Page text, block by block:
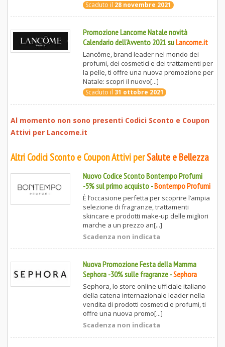
Scaduto il 28 novembre 2021
Promozione Lancome Natale novità
Calendario dell'Avvento 2021suLancome.it
Lancôme, brand leader nel mondo dei
profumi, dei cosmetici e dei trattamenti per
la pelle, ti offre una nuova promozione per
Natale: scopri il nuovo[...]
Scaduto il 31 ottobre 2021
Al momento non sono presenti Codici Sconto e Coupon
Attivi per Lancome.it
Altri Codici Sconto e Coupon Attivi perSalute e Bellezza
Nuovo Codice Sconto Bontempo Profumi
-5% sul primo acquisto-Bontempo Profumi
È l’occasione perfetta per scoprire l’ampia
selezione di fragranze, trattamenti
skincare e prodotti make-up delle migliori
marche a un prezzo an[...]
Scadenza non indicata
Nuova Promozione Festa della Mamma
Sephora -30% sulle fragranze -Sephora
Sephora, lo store online ufficiale italiano
della catena internazionale leader nella
vendita di prodotti cosmetici e profumi, ti
offre una nuova promo[...]
Scadenza non indicata